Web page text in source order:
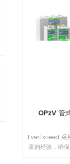
精密组件选择
结合，为当今
益的电
OPzV 管
EverExceed 采
富的经验，确